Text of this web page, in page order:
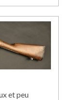
et peu